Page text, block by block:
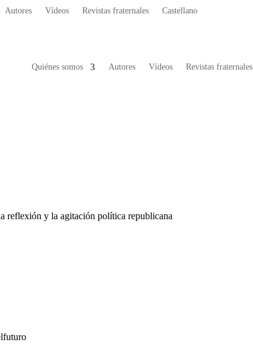
Autores Vídeos Revistas fraternales Castellano
Quiénes somos Autores Vídeos Revistas fraternales
reflexión y la agitación política republicana